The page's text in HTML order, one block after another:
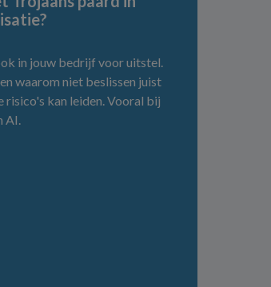
in jouw bedrijf voor uitstel.
waarom niet beslissen juist
kan leiden. Vooral bij